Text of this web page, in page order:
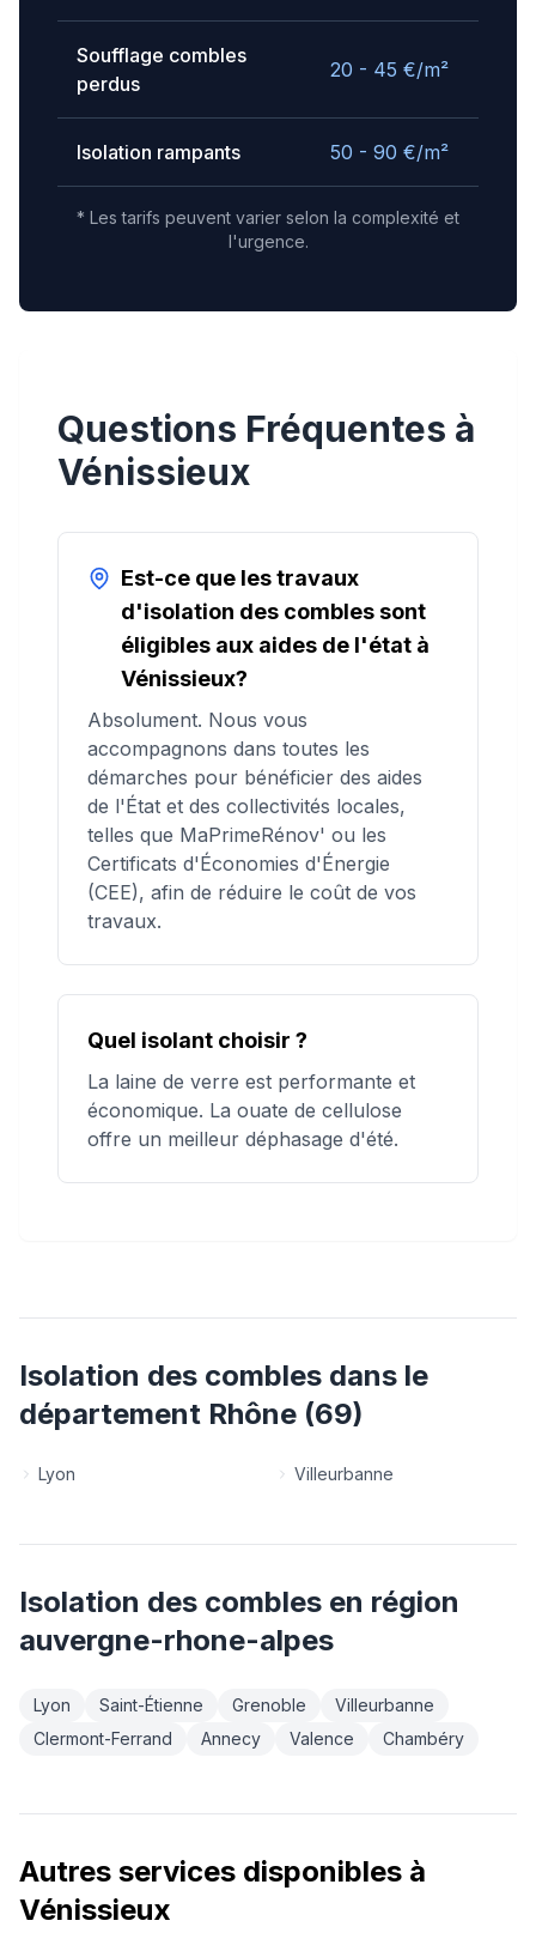
Soufflage combles
perdus
20 - 45 €/m²
Isolation rampants 50 - 90 €/m²
* Les tarifs peuvent varier selon la complexité et
l'urgence.
Questions Fréquentes à
Vénissieux
Est-ce que les travaux
d'isolation des combles sont
éligibles aux aides de l'état à
Vénissieux?
Absolument. Nous vous
accompagnons dans toutes les
démarches pour bénéficier des aides
de l'État et des collectivités locales,
telles que MaPrimeRénov' ou les
Certificats d'Économies d'Énergie
(CEE), afin de réduire le coût de vos
travaux.
Quel isolant choisir ?
La laine de verre est performante et
économique. La ouate de cellulose
offre un meilleur déphasage d'été.
Isolation des combles dans le
département Rhône (69)
Lyon Villeurbanne
Isolation des combles en région
auvergne-rhone-alpes
Lyon Saint-Étienne Grenoble
Villeurbanne
Clermont-Ferrand
Annecy Valence Chambéry
Autres services disponibles à
Vénissieux